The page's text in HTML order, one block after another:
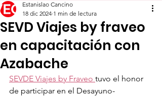
SEVD Viajes by fraveo
en capacitación con
Azabache
Estanislao Cancino
18 dic 2024 1 min de lectura
SEVDE Viajes by Fraveo tuvo el honor
de participar en el Desayuno-